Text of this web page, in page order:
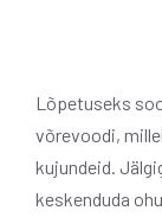
Lõpetuseks
võrevoodi,
kujundeid.
keskenduda